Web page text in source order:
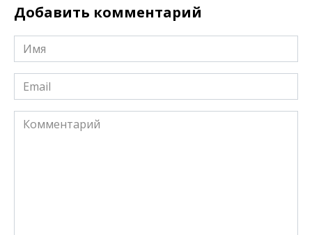
Добавить комментарий
Имя
*
Email
*
Комментарий